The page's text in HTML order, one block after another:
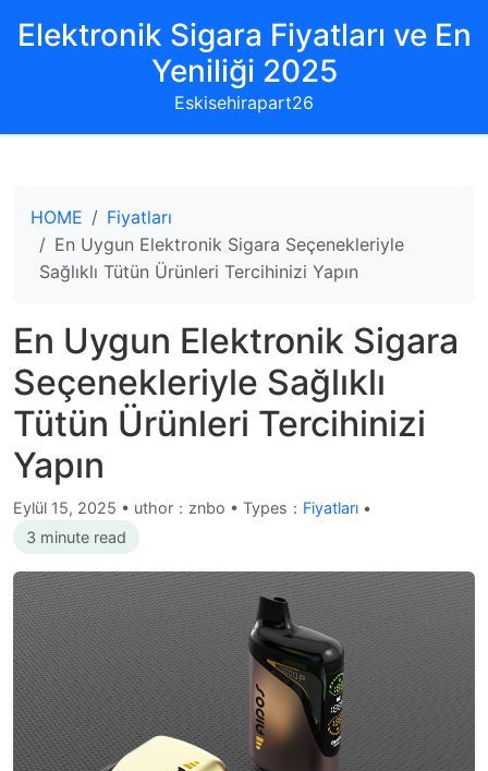
Elektronik Sigara Fiyatları ve En
Yeniliği 2025
Eskisehirapart26
HOME
Fiyatları
En Uygun Elektronik Sigara Seçenekleriyle
Sağlıklı Tütün Ürünleri Tercihinizi Yapın
En Uygun Elektronik Sigara
Seçenekleriyle Sağlıklı
Tütün Ürünleri Tercihinizi
Yapın
Eylül 15, 2025 • uthor：znbo • Types： Fiyatları •
3 minute read